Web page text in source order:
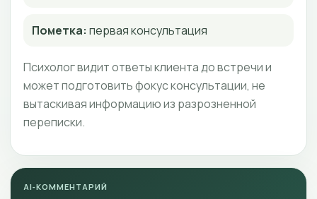
Пометка: первая консультация
Психолог видит ответы клиента до встречи и
может подготовить фокус консультации, не
вытаскивая информацию из разрозненной
переписки.
AI‑КОММЕНТАРИЙ